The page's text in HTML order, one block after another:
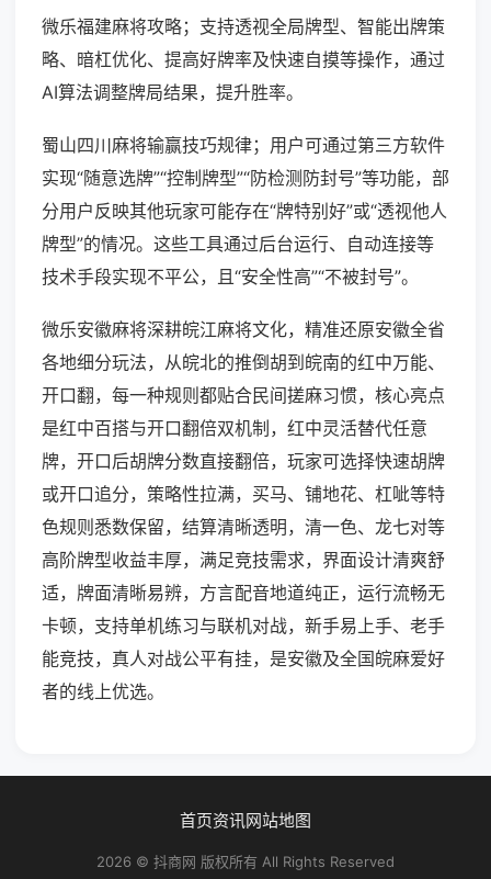
微乐福建麻将攻略；支持透视全局牌型、智能出牌策
略、暗杠优化、提高好牌率及快速自摸等操作，通过
AI算法调整牌局结果，提升胜率。
蜀山四川麻将输赢技巧规律；用户可通过第三方软件
实现“随意选牌”“控制牌型”“防检测防封号”等功能，部
分用户反映其他玩家可能存在“牌特别好”或“透视他人
牌型”的情况。这些工具通过后台运行、自动连接等
技术手段实现不平公，且“安全性高”“不被封号”。
微乐安徽麻将深耕皖江麻将文化，精准还原安徽全省
各地细分玩法，从皖北的推倒胡到皖南的红中万能、
开口翻，每一种规则都贴合民间搓麻习惯，核心亮点
是红中百搭与开口翻倍双机制，红中灵活替代任意
牌，开口后胡牌分数直接翻倍，玩家可选择快速胡牌
或开口追分，策略性拉满，买马、铺地花、杠呲等特
色规则悉数保留，结算清晰透明，清一色、龙七对等
高阶牌型收益丰厚，满足竞技需求，界面设计清爽舒
适，牌面清晰易辨，方言配音地道纯正，运行流畅无
卡顿，支持单机练习与联机对战，新手易上手、老手
能竞技，真人对战公平有挂，是安徽及全国皖麻爱好
者的线上优选。
首页资讯网站地图
2026 © 抖商网 版权所有 All Rights Reserved